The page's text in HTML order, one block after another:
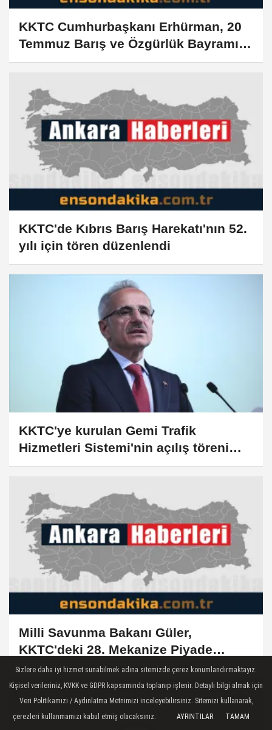
KKTC Cumhurbaşkanı Erhürman, 20
Temmuz Barış ve Özgürlük Bayramı
töreninde konuştu
KKTC'de Kıbrıs Barış Harekatı'nın 52.
yılı için tören düzenlendi
KKTC'ye kurulan Gemi Trafik
Hizmetleri Sistemi'nin açılış töreni
düzenlendi
Milli Savunma Bakanı Güler,
KKTC'deki 28. Mekanize Piyade
Tümen Komutanlığını ziyaret etti
Sizlere daha iyi hizmet sunabilmek adına sitemizde çerez konumlandırmaktayız.
Kişisel verileriniz, KVKK ve GDPR kapsamında toplanıp işlenir. Detaylı bilgi almak için
Veri Politikamızı / Aydınlatma Metnimizi inceleyebilirsiniz. Sitemizi kullanarak,
çerezleri kullanmamızı kabul etmiş olacaksınız.
AYRINTILAR TAMAM